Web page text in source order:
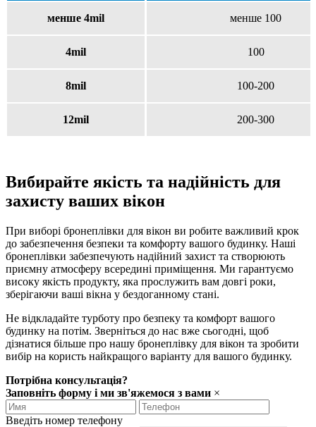
менше 4mil менше 100
4mil 100
8mil 100-200
12mil 200-300
Вибирайте якість та надійність для
захисту ваших вікон
При виборі бронеплівки для вікон ви робите важливий крок
до забезпечення безпеки та комфорту вашого будинку. Наші
бронеплівки забезпечують надійний захист та створюють
приємну атмосферу всередині приміщення. Ми гарантуємо
високу якість продукту, яка прослужить вам довгі роки,
зберігаючи ваші вікна у бездоганному стані.
Не відкладайте турботу про безпеку та комфорт вашого
будинку на потім. Зверніться до нас вже сьогодні, щоб
дізнатися більше про нашу бронеплівку для вікон та зробити
вибір на користь найкращого варіанту для вашого будинку.
Потрібна консультація?
Заповніть форму і ми зв'яжемося з вами ×
Введіть номер телефону